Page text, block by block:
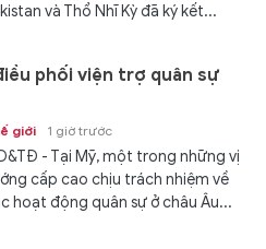
và Thổ Nhĩ Kỳ đã ký kết...
phối viện trợ quân sự
giới 1 giờ trước
- Tại Mỹ, một trong những vị
cấp cao chịu trách nhiệm về
hoạt động quân sự ở châu Âu...